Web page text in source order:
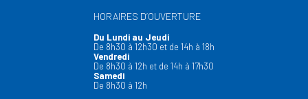
HORAIRES D’OUVERTURE
Du Lundi au Jeudi
De 8h30 à 12h30 et de 14h à 18h
Vendredi
De 8h30 à 12h et de 14h à 17h30
Samedi
De 8h30 à 12h